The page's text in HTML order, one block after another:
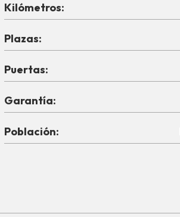
Kilómetros:
Plazas:
Puertas:
Garantía:
Población: